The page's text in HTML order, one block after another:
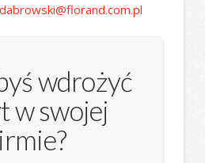
wdrożyć
w swojej